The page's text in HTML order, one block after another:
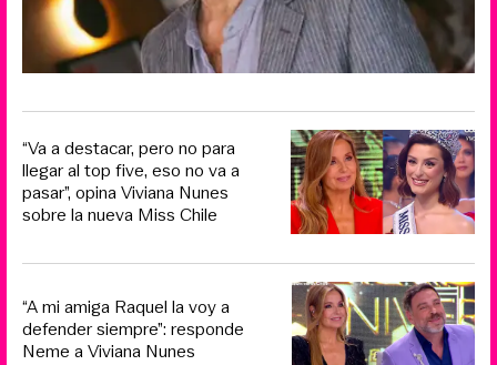
“Va a destacar, pero no para
llegar al top five, eso no va a
pasar”, opina Viviana Nunes
sobre la nueva Miss Chile
“A mi amiga Raquel la voy a
defender siempre”: responde
Neme a Viviana Nunes